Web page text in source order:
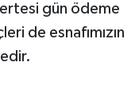
ertesi gün ödeme
de esnafımızın